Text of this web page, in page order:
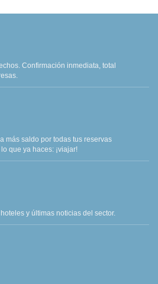
Confirmación inmediata, total
más saldo por todas tus reservas
que ya haces: ¡viajar!
y últimas noticias del sector.